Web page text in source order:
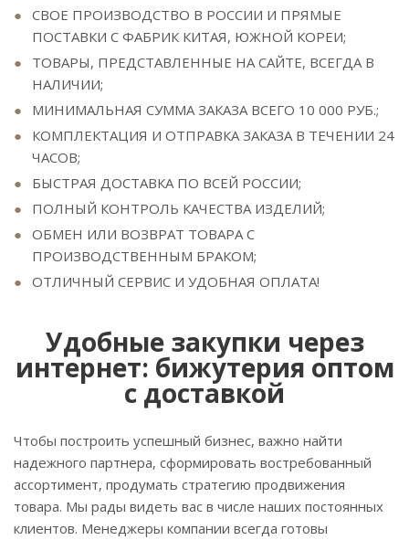
СВОЕ ПРОИЗВОДСТВО В РОССИИ И ПРЯМЫЕ
ПОСТАВКИ С ФАБРИК КИТАЯ, ЮЖНОЙ КОРЕИ;
ТОВАРЫ, ПРЕДСТАВЛЕННЫЕ НА САЙТЕ, ВСЕГДА В
НАЛИЧИИ;
МИНИМАЛЬНАЯ СУММА ЗАКАЗА ВСЕГО 10 000 РУБ.;
КОМПЛЕКТАЦИЯ И ОТПРАВКА ЗАКАЗА В ТЕЧЕНИИ 24
ЧАСОВ;
БЫСТРАЯ ДОСТАВКА ПО ВСЕЙ РОССИИ;
ПОЛНЫЙ КОНТРОЛЬ КАЧЕСТВА ИЗДЕЛИЙ;
ОБМЕН ИЛИ ВОЗВРАТ ТОВАРА С
ПРОИЗВОДСТВЕННЫМ БРАКОМ;
ОТЛИЧНЫЙ СЕРВИС И УДОБНАЯ ОПЛАТА!
Удобные закупки через
интернет: бижутерия оптом
с доставкой
Чтобы построить успешный бизнес, важно найти
надежного партнера, сформировать востребованный
ассортимент, продумать стратегию продвижения
товара. Мы рады видеть вас в числе наших постоянных
клиентов. Менеджеры компании всегда готовы